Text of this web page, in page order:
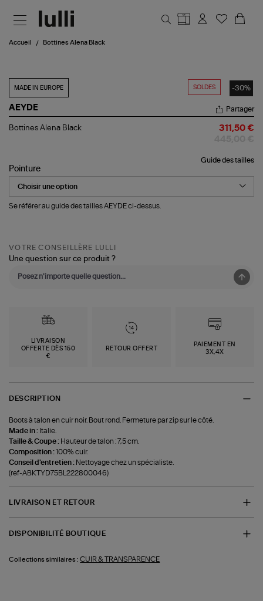
Accueil Bottines Alena Black
SOLDES -30%
MADE IN EUROPE
AEYDE
Bottines
Partager
Bottines Alena Black 311,50 €
Guide des tailles
Pointure
Se référer au guide des tailles AEYDE ci-dessus.
VOTRE CONSEILLÈRE LULLI
Une question sur ce produit ?
LIVRAISON
OFFERTE DÈS 150
€
RETOUR OFFERT
PAIEMENT EN
3X,4X
DESCRIPTION
Boots à talon en cuir noir. Bout rond. Fermeture par zip sur le côté.
Made in : Italie.
Taille & Coupe : Hauteur de talon : 7,5 cm.
Composition :100% cuir.
Conseil d'entretien : Nettoyage chez un spécialiste.
(ref-ABKTYD75BL222800046)
LIVRAISON ET RETOUR
DISPONIBILITÉ BOUTIQUE
Collections similaires : CUIR & TRANSPARENCE